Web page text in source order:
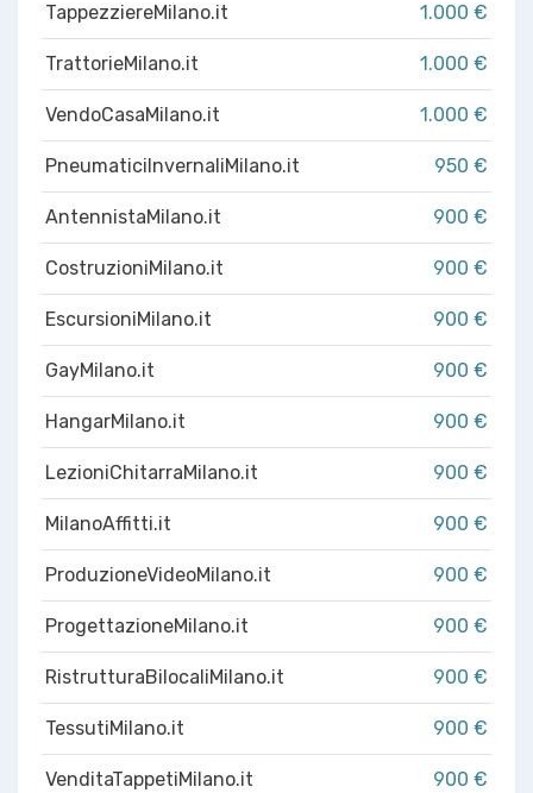
TappezziereMilano.it 1.000 €
TrattorieMilano.it 1.000 €
VendoCasaMilano.it 1.000 €
PneumaticiInvernaliMilano.it 950 €
AntennistaMilano.it 900 €
CostruzioniMilano.it 900 €
EscursioniMilano.it 900 €
GayMilano.it 900 €
HangarMilano.it 900 €
LezioniChitarraMilano.it 900 €
MilanoAffitti.it 900 €
ProduzioneVideoMilano.it 900 €
ProgettazioneMilano.it 900 €
RistrutturaBilocaliMilano.it 900 €
TessutiMilano.it 900 €
VenditaTappetiMilano.it 900 €